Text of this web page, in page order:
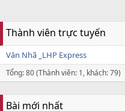
Thành viên trực tuyến
Văn Nhã _LHP Express
Tổng: 80 (Thành viên: 1, khách: 79)
Bài mới nhất